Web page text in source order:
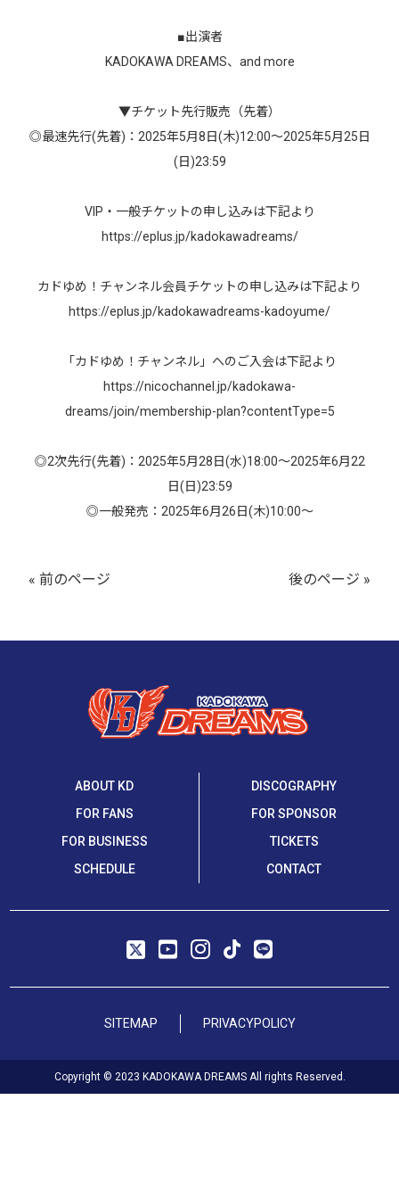
■出演者
KADOKAWA DREAMS、and more
▼チケット先行販売（先着）
◎最速先行(先着)：2025年5月8日(木)12:00～2025年5月25日
(日)23:59
VIP・一般チケットの申し込みは下記より
https://eplus.jp/kadokawadreams/
カドゆめ！チャンネル会員チケットの申し込みは下記より
https://eplus.jp/kadokawadreams-kadoyume/
「カドゆめ！チャンネル」へのご入会は下記より
https://nicochannel.jp/kadokawa-
dreams/join/membership-plan?contentType=5
◎2次先行(先着)：2025年5月28日(水)18:00～2025年6月22
日(日)23:59
◎一般発売：2025年6月26日(木)10:00～
« 前のページ 後のページ »
ABOUT KD
DISCOGRAPHY
FOR FANS
FOR SPONSOR
FOR BUSINESS
TICKETS
SCHEDULE
CONTACT
SITEMAP PRIVACYPOLICY
Copyright © 2023 KADOKAWA DREAMS All rights Reserved.